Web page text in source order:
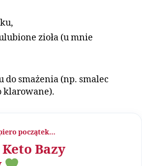
zioła (u mnie
do smażenia (np. smalec
klarowane).
początek…
Keto Bazy